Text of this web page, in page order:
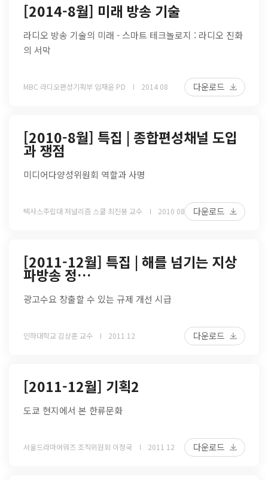
[2014-8월] 미래 방송 기술
라디오 방송 기술의 미래 - 스마트 테크놀로지 : 라디오 진화
의 서막
MBC 라디오편성기획부 임재윤 PD 2014 08 다운로드
[2010-8월] 특집 | 종합편성채널 도입
과 쟁점
미디어다양성위원회 역할과 사명
텍사스주립대 저널리즘 스쿨 최진봉 교수 2010 08 다운로드
[2011-12월] 특집 | 해를 넘기는 지상
파방송 정…
광고수요 창출할 수 있는 규제 개선 시급
인하대학교 김상훈 교수 2011 12 다운로드
[2011-12월] 기획2
도쿄 현지에서 본 한류문화
서울드라마어워즈 조직위원회 이정국 2011 12 다운로드